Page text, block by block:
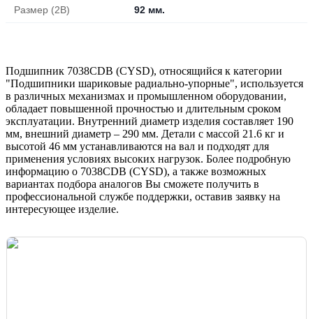
Размер (2B) 92 мм.
Подшипник 7038CDB (CYSD), относящийся к категории
"Подшипники шариковые радиально-упорные", используется
в различных механизмах и промышленном оборудовании,
обладает повышенной прочностью и длительным сроком
эксплуатации. Внутренний диаметр изделия составляет 190
мм, внешний диаметр – 290 мм. Детали с массой 21.6 кг и
высотой 46 мм устанавливаются на вал и подходят для
применения условиях высоких нагрузок. Более подробную
информацию о 7038CDB (CYSD), а также возможных
вариантах подбора аналогов Вы сможете получить в
профессиональной службе поддержки, оставив заявку на
интересующее изделие.